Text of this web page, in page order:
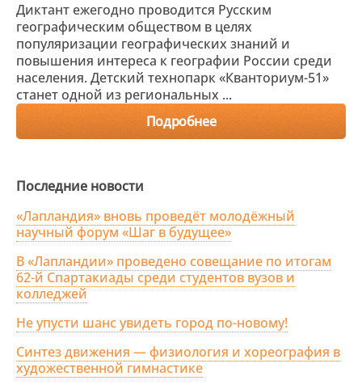
Диктант ежегодно проводится Русским
географическим обществом в целях
популяризации географических знаний и
повышения интереса к географии России среди
населения. Детский технопарк «Кванториум-51»
станет одной из региональных ...
Подробнее
Последние новости
«Лапландия» вновь проведёт молодёжный
научный форум «Шаг в будущее»
В «Лапландии» проведено совещание по итогам
62-й Спартакиады среди студентов вузов и
колледжей
Не упусти шанс увидеть город по-новому!
Синтез движения — физиология и хореография в
художественной гимнастике